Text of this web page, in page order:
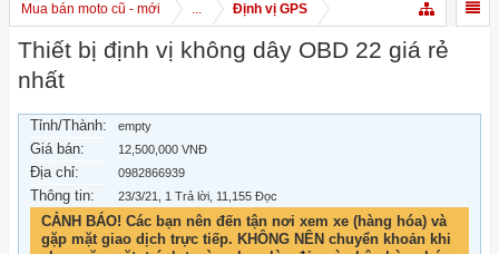
Mua bán moto cũ - mới ... Định vị GPS
Thiết bị định vị không dây OBD 22 giá rẻ
nhất
Tỉnh/Thành: empty
Giá bán: 12,500,000 VNĐ
Địa chỉ: 0982866939
Thông tin: 23/3/21 , 1 Trả lời, 11,155 Đọc
CẢNH BÁO! Các bạn nên đến tận nơi xem xe (hàng hóa) và
gặp mặt giao dịch trực tiếp. KHÔNG NÊN chuyển khoản khi